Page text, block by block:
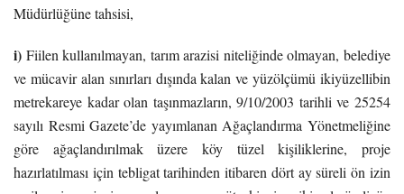
Müdürlüğüne tahsisi,
i) Fiilen kullanılmayan, tarım arazisi niteliğinde olmayan, belediye
ve mücavir alan sınırları dışında kalan ve yüzölçümü ikiyüzellibin
metrekareye kadar olan taşınmazların, 9/10/2003 tarihli ve 25254
sayılı Resmi Gazete’de yayımlanan Ağaçlandırma Yönetmeliğine
göre ağaçlandırılmak üzere köy tüzel kişiliklerine, proje
hazırlatılması için tebligat tarihinden itibaren dört ay süreli ön izin